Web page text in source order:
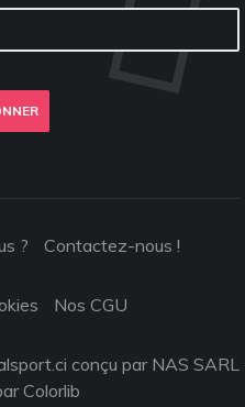
? Contactez-nous !
Nos CGU
conçu par NAS SARL
Colorlib